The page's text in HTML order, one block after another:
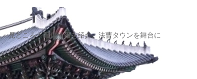
見どころ・配信情報を紹介。法曹タウンを舞台に